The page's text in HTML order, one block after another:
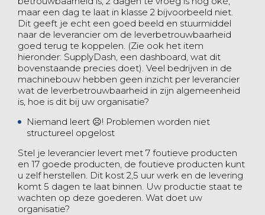
maar een dag te laat in klasse 2 bijvoorbeeld niet.
Dit geeft je echt een goed beeld en stuurmiddel
naar de leverancier om de leverbetrouwbaarheid
goed terug te koppelen. (Zie ook het item
hieronder: SupplyDash, een dashboard, wat dit
bovenstaande precies doet). Veel bedrijven in de
machinebouw hebben geen inzicht per leverancier
wat de leverbetrouwbaarheid in zijn algemeenheid
is, hoe is dit bij uw organisatie?
Niemand leert ☹! Problemen worden niet
structureel opgelost
Stel je leverancier levert met 7 foutieve producten
en 17 goede producten, de foutieve producten kunt
u zelf herstellen. Dit kost 2,5 uur werk en de levering
komt 5 dagen te laat binnen. Uw productie staat te
wachten op deze goederen. Wat doet uw
organisatie?